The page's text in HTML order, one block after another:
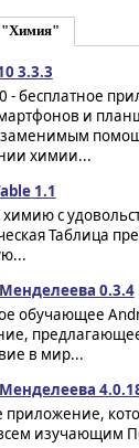
"Химия"
3.3.3
- бесплатное
и
химии...
1.1
химию с
Таблица
0.3.4
обучающее
в мир...
приложение,
изучающим